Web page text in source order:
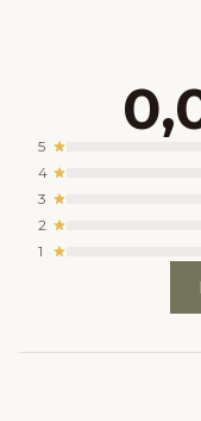
5
4
3
2
1